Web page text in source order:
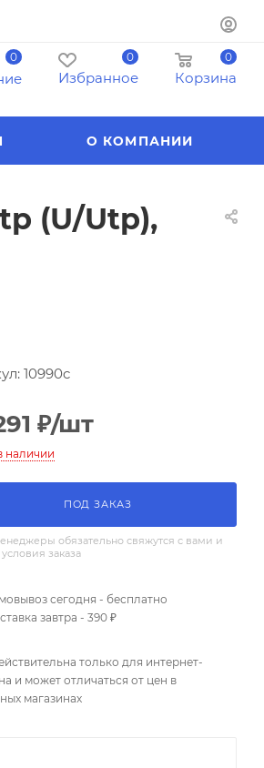
0 0
Избранное
0
Корзина
О КОМПАНИИ
(U/Utp),
10990c
₽/шт
наличии
ПОД ЗАКАЗ
обязательно свяжутся с вами и
заказа
сегодня - бесплатно
завтра - 390 ₽
только для интернет-
и может отличаться от цен в
магазинах